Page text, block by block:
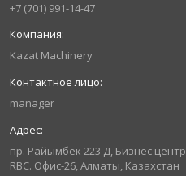
+7 (701) 991-14-47
Kazat Machinery
manager
пр. Райымбек 223 Д, Бизнес центр
RBC. Офис-26, Алматы, Казахстан